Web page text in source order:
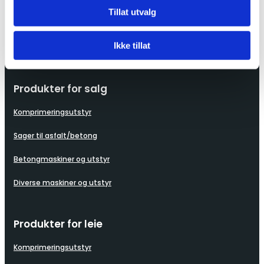
Tillat utvalg
Ikke tillat
Produkter for salg
Komprimeringsutstyr
Sager til asfalt/betong
Betongmaskiner og utstyr
Diverse maskiner og utstyr
Produkter for leie
Komprimeringsutstyr